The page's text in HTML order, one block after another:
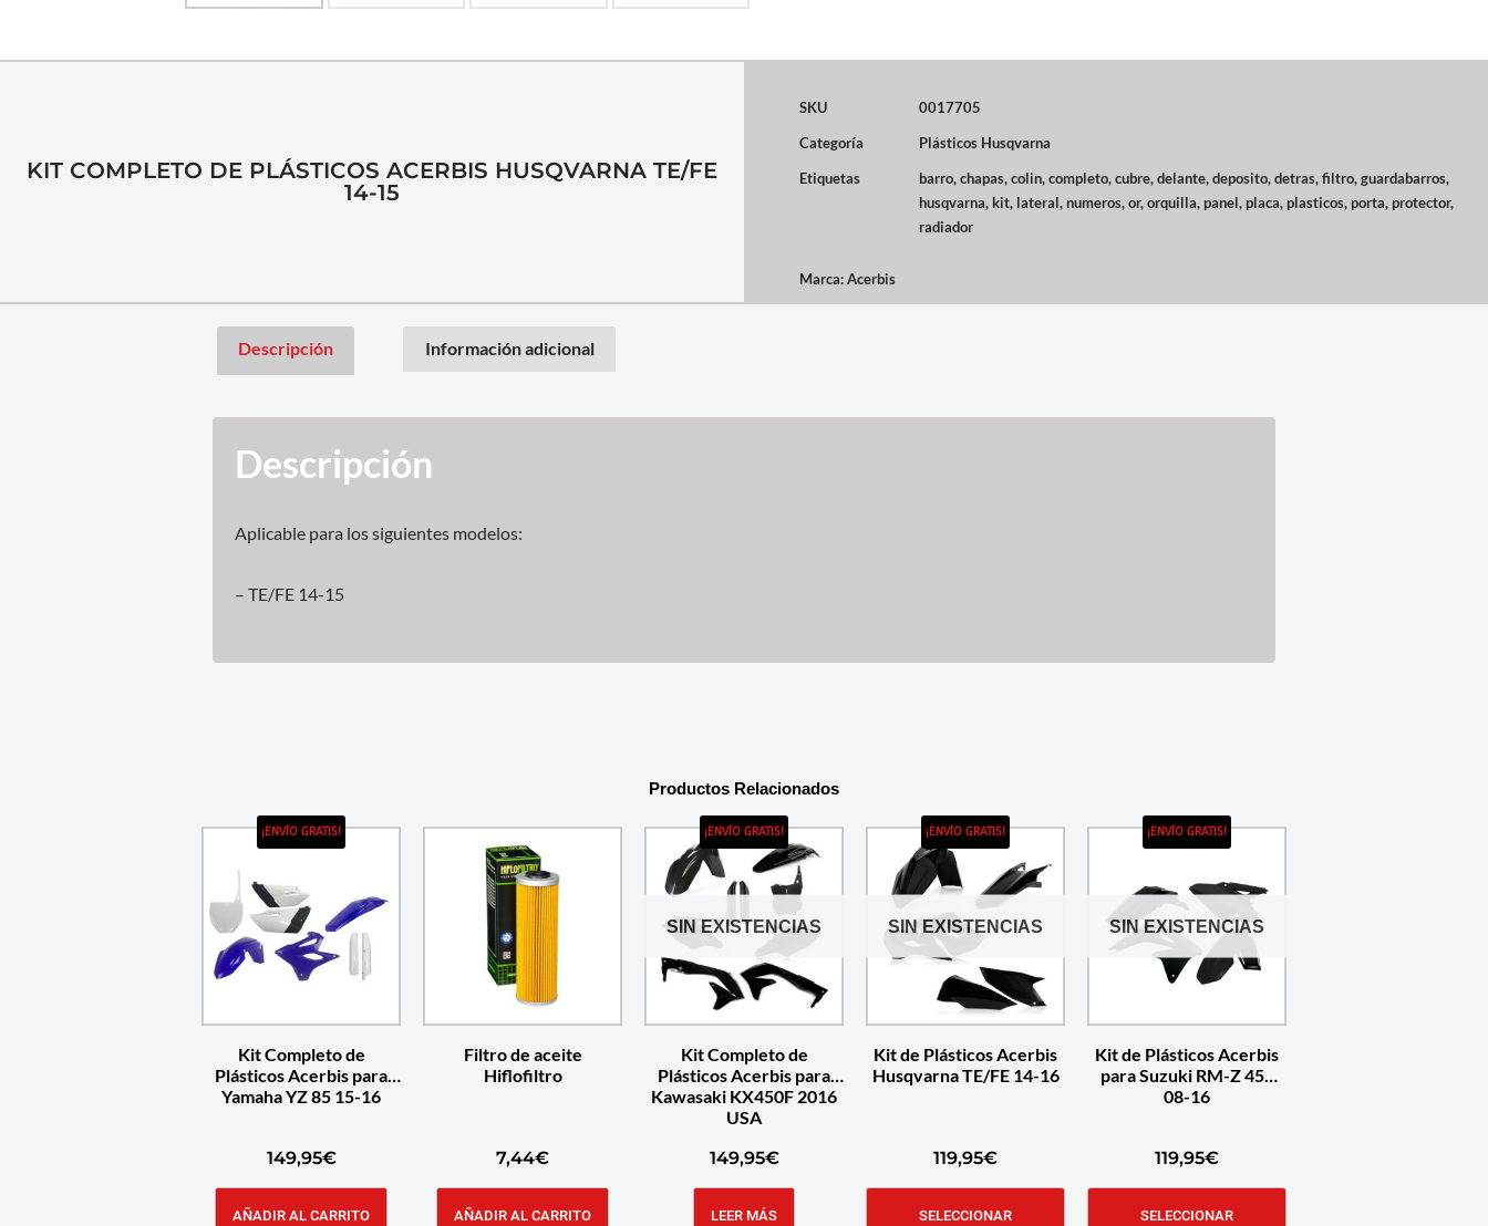
KIT COMPLETO DE PLÁSTICOS ACERBIS HUSQVARNA TE/FE
14-15
SKU
0017705
Categoría
Plásticos Husqvarna
Etiquetas
barro,chapas,colin,completo,cubre,delante,deposito,detras,filtro,guardabarros,
husqvarna, kit, lateral,numeros,or,orquilla,panel,placa,plasticos,porta,protector,
radiador
Marca:Acerbis
Descripción Información adicional
Descripción
Aplicable para los siguientes modelos:
– TE/FE 14-15
Productos Relacionados
¡ENVÍO GRATIS!
Kit Completo de
Plásticos Acerbis para
Yamaha YZ 85 15-16
149,95€
AÑADIR AL CARRITO
Filtro de aceite
Hiflofiltro
7,44€
AÑADIR AL CARRITO
SIN EXISTENCIAS
¡ENVÍO GRATIS!
Kit Completo de
Plásticos Acerbis para
Kawasaki KX450F 2016
USA
149,95€
LEER MÁS
SIN EXISTENCIAS
¡ENVÍO GRATIS!
Kit de Plásticos Acerbis
Husqvarna TE/FE 14-16
119,95€
SELECCIONAR
SIN EXISTENCIAS
¡ENVÍO GRATIS!
Kit de Plásticos Acerbis
para Suzuki RM-Z 450
08-16
119,95€
SELECCIONAR